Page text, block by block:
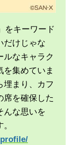
をキーワード
だけじゃな
ルなキャラク
を集めていま
埋まり、カフ
席を確保した
んな思いを